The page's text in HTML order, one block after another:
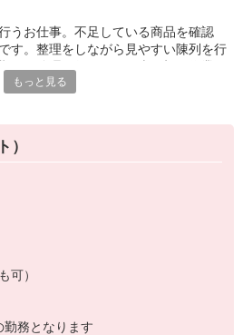
です。長期で活躍するスタッフに
がけをいただくことも。最初は、覚
じるかもしれませんが、難しいお仕事
でも楽しく働くことができます。
うお仕事。不足している商品を確認
す。整理をしながら見やすい陳列を行
も。困っているお客さまへのお声がけ
もっと見る
）
可）
務となります